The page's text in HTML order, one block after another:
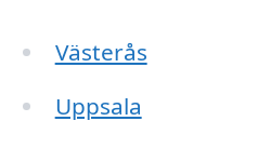
Västerås
Uppsala